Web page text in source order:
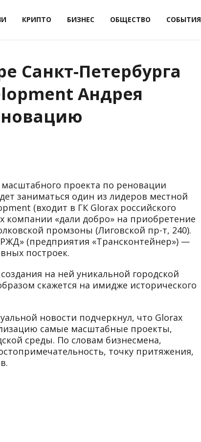
КРИПТО БИЗНЕС ОБЩЕСТВО СОБЫТИЯ
Санкт-Петербурга
Андрея
проекта по реновации
заниматься один из лидеров местной
(входит в ГК Glorax российского
компании «дали добро» на приобретение
промзоны (Лиговской пр-т, 240).
(предприятия «Трансконтейнер») —
построек.
на ней уникальной городской
скажется на имидже исторического
новости подчеркнул, что Glorax
самые масштабные проекты,
среды. По словам бизнесмена,
точку притяжения,